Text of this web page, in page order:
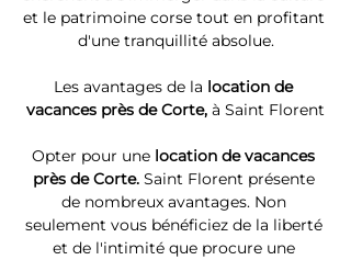
et le patrimoine corse tout en profitant
d'une tranquillité absolue.
Les avantages de la location de
vacances près de Corte, à Saint Florent
Opter pour une location de vacances
près de Corte. Saint Florent présente
de nombreux avantages. Non
seulement vous bénéficiez de la liberté
et de l'intimité que procure une